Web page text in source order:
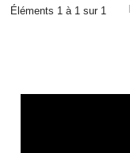
Éléments 1 à 1 sur 1